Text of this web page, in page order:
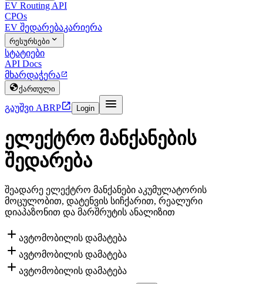
EV Routing API
CPOs
EV შედარებაკარიერა
რესურსები 
სტატიები
API Docs
მხარდაჭერა
ქართული
გაუშვი ABRP Login 
ელექტრო მანქანების
შედარება
შეადარე ელექტრო მანქანები აკუმულატორის
მოცულობით, დატენვის სიჩქარით, რეალური
დიაპაზონით და მარშრუტის ანალიზით
 ავტომობილის დამატება
 ავტომობილის დამატება
 ავტომობილის დამატება